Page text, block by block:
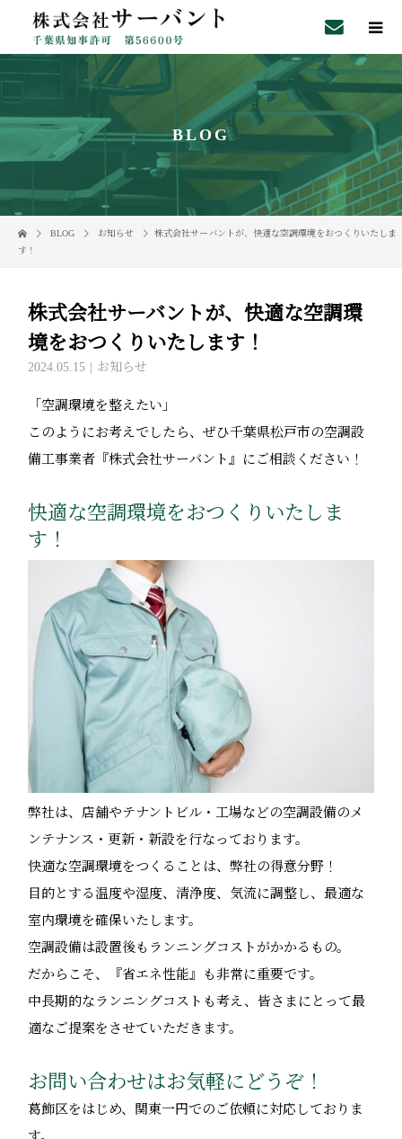
BLOG
BLOG お知らせ
株式会社サーバントが、快適な空調環境をおつくりいたしま
す！
株式会社サーバントが、快適な空調環
境をおつくりいたします！
2024.05.15 お知らせ
「空調環境を整えたい」
このようにお考えでしたら、ぜひ千葉県松戸市の空調設
備工事業者『株式会社サーバント』にご相談ください！
快適な空調環境をおつくりいたしま
す！
弊社は、店舗やテナントビル・工場などの空調設備のメ
ンテナンス・更新・新設を行なっております。
快適な空調環境をつくることは、弊社の得意分野！
目的とする温度や湿度、清浄度、気流に調整し、最適な
室内環境を確保いたします。
空調設備は設置後もランニングコストがかかるもの。
だからこそ、『省エネ性能』も非常に重要です。
中長期的なランニングコストも考え、皆さまにとって最
適なご提案をさせていただきます。
お問い合わせはお気軽にどうぞ！
葛飾区をはじめ、関東一円でのご依頼に対応しておりま